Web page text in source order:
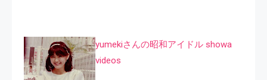
yumekiさんの昭和アイドル showa
videos